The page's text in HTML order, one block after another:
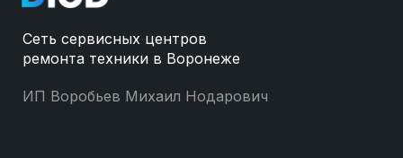
Сеть сервисных центров
ремонта техники в Воронеже
ИП Воробьев Михаил Нодарович